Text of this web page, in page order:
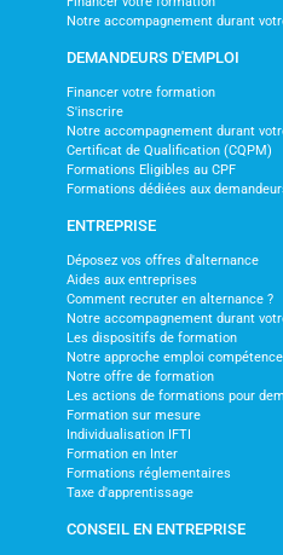
Notre accompagnement durant
DEMANDEURS D'EMPLOI
Financer votre formation
S'inscrire
Notre accompagnement durant
Certificat de Qualification (CQPM)
Formations Eligibles au CPF
Formations dédiées aux
ENTREPRISE
Déposez vos offres d'alternance
Aides aux entreprises
Comment recruter en alternance ?
Notre accompagnement durant
Les dispositifs de formation
Notre approche emploi
Notre offre de formation
Les actions de formations pour
Formation sur mesure
Individualisation IFTI
Formation en Inter
Formations réglementaires
Taxe d'apprentissage
CONSEIL EN ENTREPRISE